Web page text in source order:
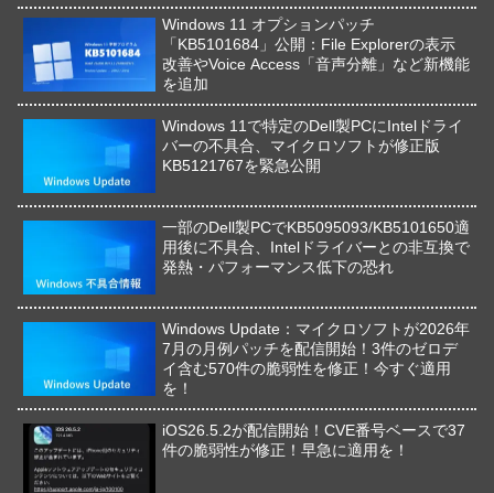
Windows 11 オプションパッチ
「KB5101684」公開：File Explorerの表示
改善やVoice Access「音声分離」など新機能
を追加
Windows 11で特定のDell製PCにIntelドライ
バーの不具合、マイクロソフトが修正版
KB5121767を緊急公開
一部のDell製PCでKB5095093/KB5101650適
用後に不具合、Intelドライバーとの非互換で
発熱・パフォーマンス低下の恐れ
Windows Update：マイクロソフトが2026年
7月の月例パッチを配信開始！3件のゼロデ
イ含む570件の脆弱性を修正！今すぐ適用
を！
iOS26.5.2が配信開始！CVE番号ベースで37
件の脆弱性が修正！早急に適用を！